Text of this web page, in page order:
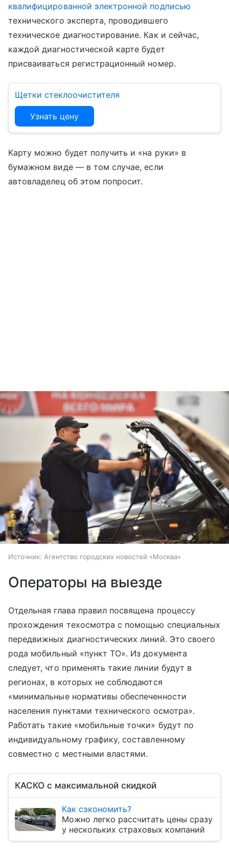
квалифицированной электронной подписью
технического эксперта, проводившего
техническое диагностирование. Как и сейчас,
каждой диагностической карте будет
присваиваться регистрационный номер.
Щетки стеклоочистителя
Узнать цену
Карту можно будет получить и «на руки» в
бумажном виде — в том случае, если
автовладелец об этом попросит.
Источник: Агентство городских новостей «Москва»
Операторы на выезде
Отдельная глава правил посвящена процессу
прохождения техосмотра с помощью специальных
передвижных диагностических линий. Это своего
рода мобильный «пункт ТО». Из документа
следует, что применять такие линии будут в
регионах, в которых не соблюдаются
«минимальные нормативы обеспеченности
населения пунктами технического осмотра».
Работать такие «мобильные точки» будут по
индивидуальному графику, составленному
совместно с местными властями.
КАСКО с максимальной скидкой
Как сэкономить?
Можно легко рассчитать цены сразу
у нескольких страховых компаний